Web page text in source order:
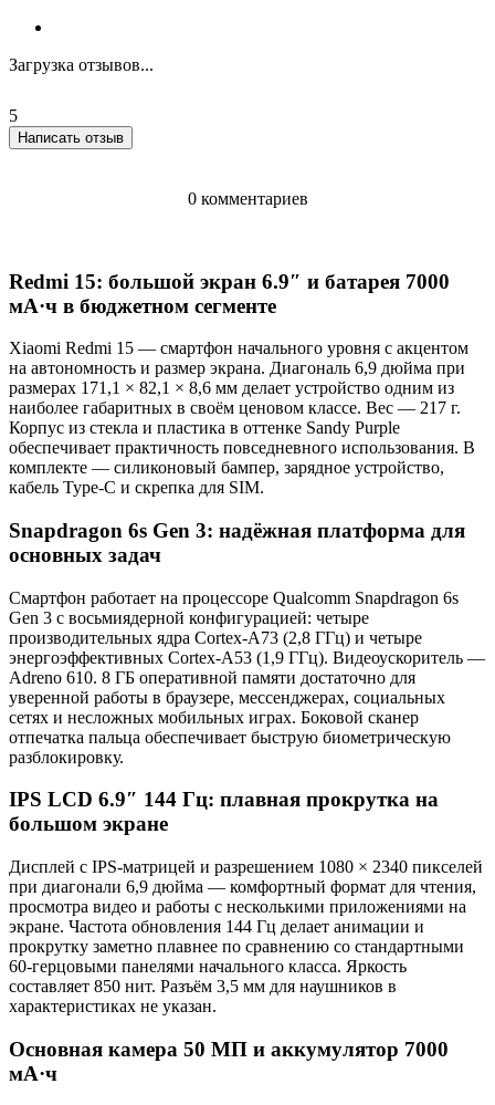
Загрузка отзывов...
5
Написать отзыв
0 комментариев
Redmi 15: большой экран 6.9″ и батарея 7000
мА·ч в бюджетном сегменте
Xiaomi Redmi 15 — смартфон начального уровня с акцентом
на автономность и размер экрана. Диагональ 6,9 дюйма при
размерах 171,1 × 82,1 × 8,6 мм делает устройство одним из
наиболее габаритных в своём ценовом классе. Вес — 217 г.
Корпус из стекла и пластика в оттенке Sandy Purple
обеспечивает практичность повседневного использования. В
комплекте — силиконовый бампер, зарядное устройство,
кабель Type-C и скрепка для SIM.
Snapdragon 6s Gen 3: надёжная платформа для
основных задач
Смартфон работает на процессоре Qualcomm Snapdragon 6s
Gen 3 с восьмиядерной конфигурацией: четыре
производительных ядра Cortex-A73 (2,8 ГГц) и четыре
энергоэффективных Cortex-A53 (1,9 ГГц). Видеоускоритель —
Adreno 610. 8 ГБ оперативной памяти достаточно для
уверенной работы в браузере, мессенджерах, социальных
сетях и несложных мобильных играх. Боковой сканер
отпечатка пальца обеспечивает быструю биометрическую
разблокировку.
IPS LCD 6.9″ 144 Гц: плавная прокрутка на
большом экране
Дисплей с IPS-матрицей и разрешением 1080 × 2340 пикселей
при диагонали 6,9 дюйма — комфортный формат для чтения,
просмотра видео и работы с несколькими приложениями на
экране. Частота обновления 144 Гц делает анимации и
прокрутку заметно плавнее по сравнению со стандартными
60-герцовыми панелями начального класса. Яркость
составляет 850 нит. Разъём 3,5 мм для наушников в
характеристиках не указан.
Основная камера 50 МП и аккумулятор 7000
мА·ч